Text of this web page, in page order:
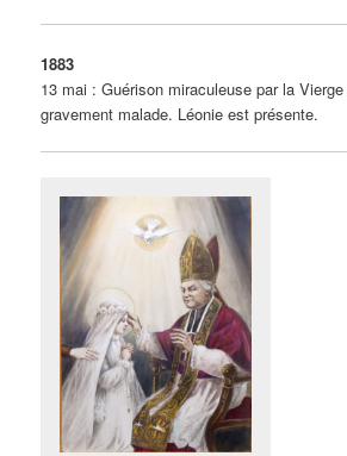
1883
13 mai : Guérison miraculeuse par la
gravement malade. Léonie est présente.